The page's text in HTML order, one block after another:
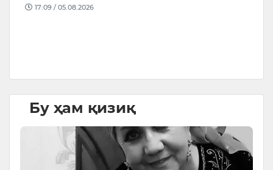
17:09 / 05.08.2026
Бу ҳам қизиқ